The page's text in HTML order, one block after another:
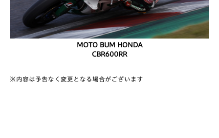
MOTO BUM HONDA
CBR600RR
※内容は予告なく変更となる場合がございます